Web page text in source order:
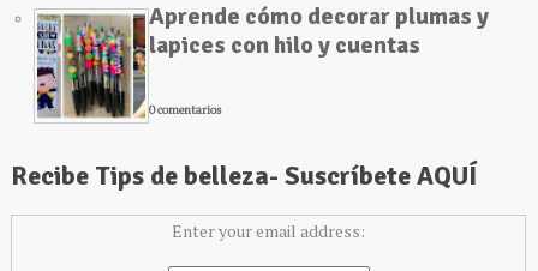
Aprende cómo decorar plumas y
lapices con hilo y cuentas
0 comentarios
Recibe Tips de belleza- Suscríbete AQUÍ
Enter your email address: